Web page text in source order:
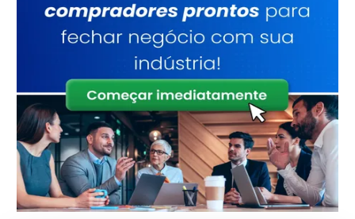
de alta confiabilidade.
Especificações Técnicas
Atributo
Detalhes
Base Técnica
Estrutura reforçada
para uso contínuo
Certificação
Validado sob
rigorosos testes de
qualidade
Aplicação
Design versátil para